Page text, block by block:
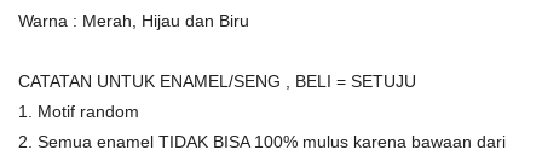
Warna : Merah, Hijau dan Biru
CATATAN UNTUK ENAMEL/SENG , BELI = SETUJU
1. Motif random
2. Semua enamel TIDAK BISA 100% mulus karena bawaan dari